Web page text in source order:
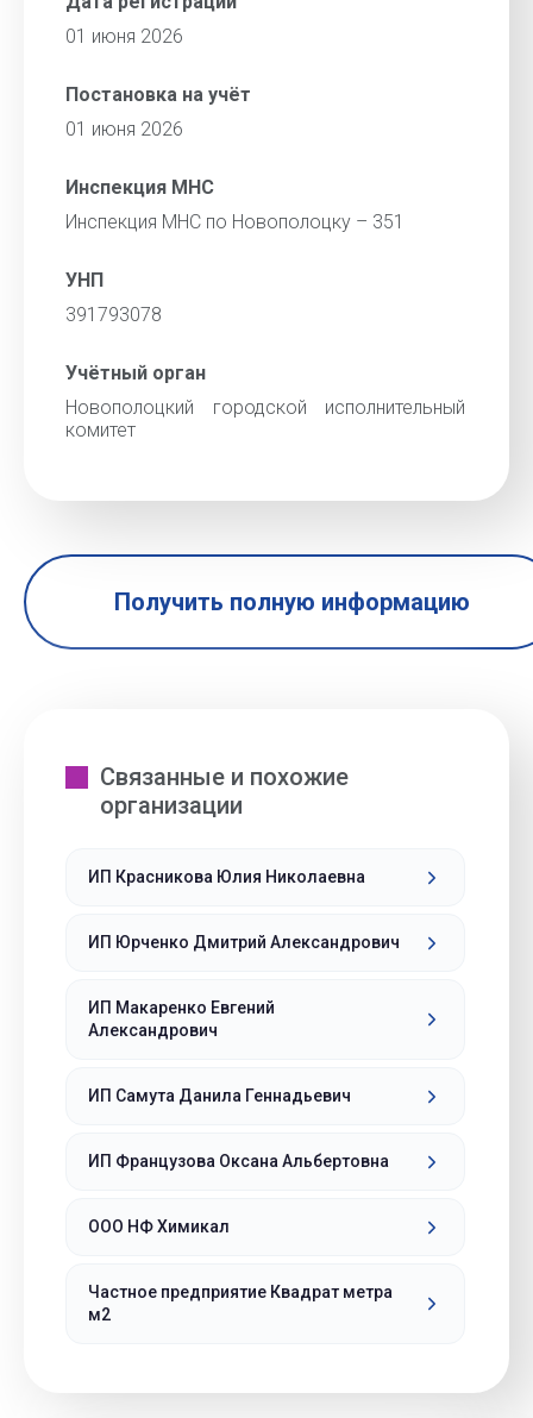
01 июня 2026
Постановка на учёт
01 июня 2026
Инспекция МНС
Инспекция МНС по Новополоцку – 351
УНП
391793078
Учётный орган
Новополоцкий городской исполнительный
комитет
Получить полную информацию
Связанные и похожие
организации
ИП Красникова Юлия Николаевна
ИП Юрченко Дмитрий Александрович
ИП Макаренко Евгений
Александрович
ИП Самута Данила Геннадьевич
ИП Французова Оксана Альбертовна
ООО НФ Химикал
Частное предприятие Квадрат метра
м2